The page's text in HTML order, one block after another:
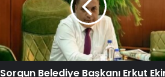
Sorgun Belediye Başkanı Erkut